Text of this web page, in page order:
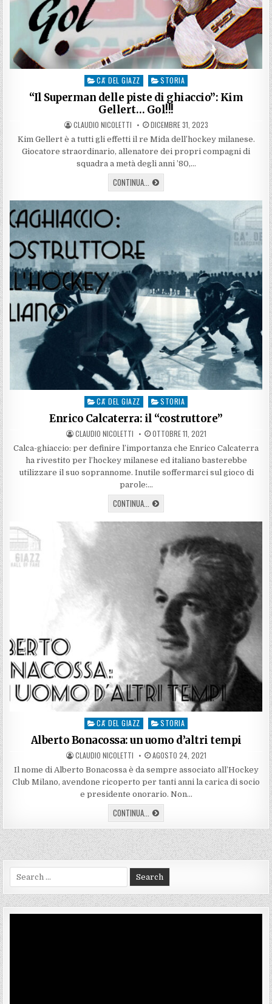
Posted
CA' DEL GIAZZ STORIA
“Il Superman delle piste di ghiaccio”: Kim
Gellert… Gol!!!
AUTHOR:
CLAUDIO NICOLETTI PUBLISHED
DATE:
DICEMBRE 31, 2023
Kim Gellert è a tutti gli effetti il re Mida dell’hockey milanese.
Giocatore straordinario, allenatore dei propri compagni di
squadra a metà degli anni ’80,…
CONTINUA... “IL
SUPERMAN
DELLE
Posted
in
CA' DEL GIAZZ STORIA
Enrico Calcaterra: il “costruttore”
AUTHOR:
CLAUDIO NICOLETTI PUBLISHED
OTTOBRE 11, 2021
Calca-ghiaccio: per definire l’importanza che Enrico Calcaterra
ha rivestito per l’hockey milanese ed italiano basterebbe
utilizzare il suo soprannome. Inutile soffermarci sul gioco di
parole:…
CONTINUA... ENRICO
CALCATERRA:
IL
Posted
CA' DEL GIAZZ STORIA
Alberto Bonacossa: un uomo d’altri tempi
AUTHOR:
CLAUDIO NICOLETTI PUBLISHED
DATE:
AGOSTO 24, 2021
Il nome di Alberto Bonacossa è da sempre associato all’Hockey
Club Milano, avendone ricoperto per tanti anni la carica di socio
e presidente onorario. Non…
CONTINUA... ALBERTO
BONACOSSA:
UN
UOMO
D’ALTRI
TEMPI
for: